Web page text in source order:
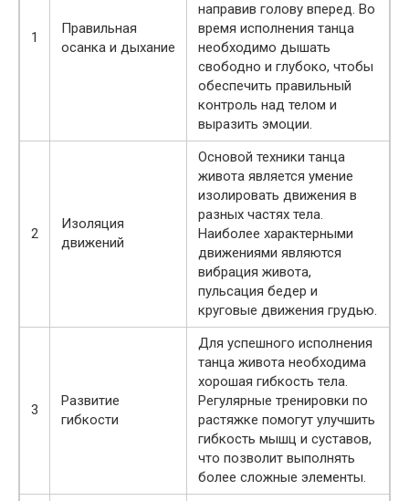
1
Правильная
осанка и дыхание
направив голову вперед. Во
время исполнения танца
необходимо дышать
свободно и глубоко, чтобы
обеспечить правильный
контроль над телом и
выразить эмоции.
2
Изоляция
движений
Основой техники танца
живота является умение
изолировать движения в
разных частях тела.
Наиболее характерными
движениями являются
вибрация живота,
пульсация бедер и
круговые движения грудью.
3
Развитие
гибкости
Для успешного исполнения
танца живота необходима
хорошая гибкость тела.
Регулярные тренировки по
растяжке помогут улучшить
гибкость мышц и суставов,
что позволит выполнять
более сложные элементы.